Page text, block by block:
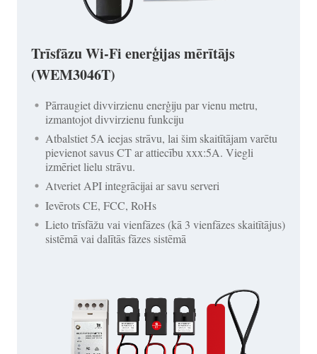
Trīsfāzu Wi-Fi enerģijas mērītājs
(WEM3046T)
Pārraugiet divvirzienu enerģiju par vienu metru,
izmantojot divvirzienu funkciju
Atbalstiet 5A ieejas strāvu, lai šim skaitītājam varētu
pievienot savus CT ar attiecību xxx:5A. Viegli
izmēriet lielu strāvu.
Atveriet API integrācijai ar savu serveri
Ievērots CE, FCC, RoHs
Lieto trīsfāžu vai vienfāzes (kā 3 vienfāzes skaitītājus)
sistēmā vai dalītās fāzes sistēmā